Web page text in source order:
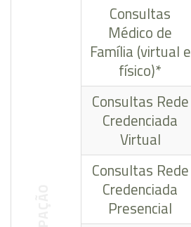
Consultas
Médico de
Família (virtual e
físico)*
Consultas Rede
Credenciada
Virtual
Consultas Rede
Credenciada
Presencial